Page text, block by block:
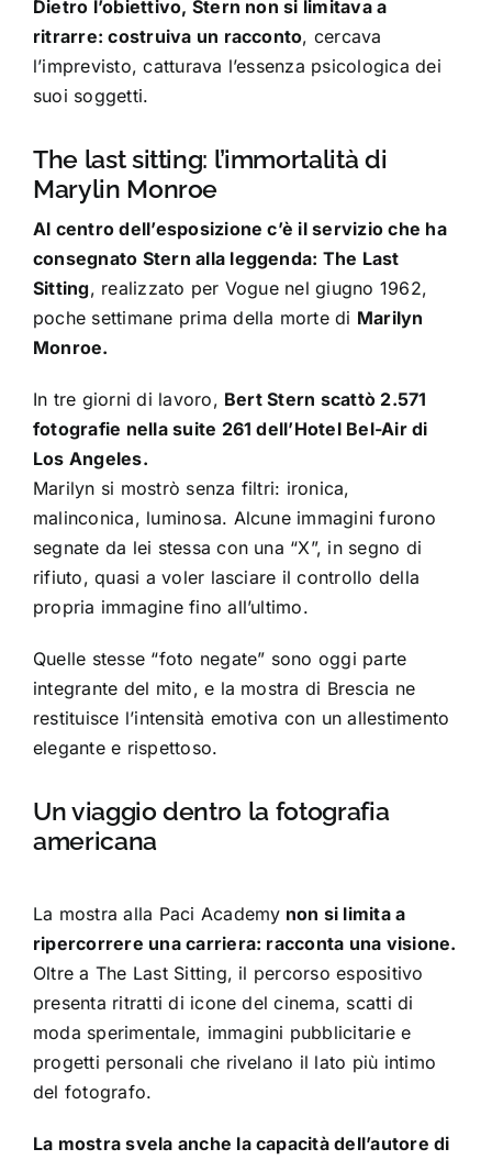
Dietro l’obiettivo, Stern non si limitava a
ritrarre: costruiva un racconto, cercava
l’imprevisto, catturava l’essenza psicologica dei
suoi soggetti.
The last sitting: l’immortalità di
Marylin Monroe
Al centro dell’esposizione c’è il servizio che ha
consegnato Stern alla leggenda: The Last
Sitting, realizzato per Vogue nel giugno 1962,
poche settimane prima della morte di Marilyn
Monroe.
In tre giorni di lavoro, Bert Stern scattò 2.571
fotografie nella suite 261 dell’Hotel Bel-Air di
Los Angeles.
Marilyn si mostrò senza filtri: ironica,
malinconica, luminosa. Alcune immagini furono
segnate da lei stessa con una “X”, in segno di
rifiuto, quasi a voler lasciare il controllo della
propria immagine fino all’ultimo.
Quelle stesse “foto negate” sono oggi parte
integrante del mito, e la mostra di Brescia ne
restituisce l’intensità emotiva con un allestimento
elegante e rispettoso.
Un viaggio dentro la fotografia
americana
La mostra alla Paci Academy non si limita a
ripercorrere una carriera: racconta una visione.
Oltre a The Last Sitting, il percorso espositivo
presenta ritratti di icone del cinema, scatti di
moda sperimentale, immagini pubblicitarie e
progetti personali che rivelano il lato più intimo
del fotografo.
La mostra svela anche la capacità dell’autore di